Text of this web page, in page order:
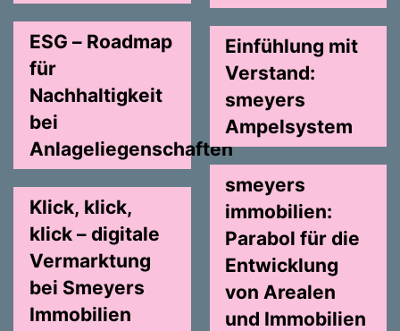
ESG – Roadmap
für
Nachhaltigkeit
bei
Anlageliegenschaften
Klick, klick,
klick – digitale
Vermarktung
bei Smeyers
Immobilien
Einfühlung mit
Verstand:
smeyers
Ampelsystem
smeyers
immobilien:
Parabol für die
Entwicklung
von Arealen
und Immobilien